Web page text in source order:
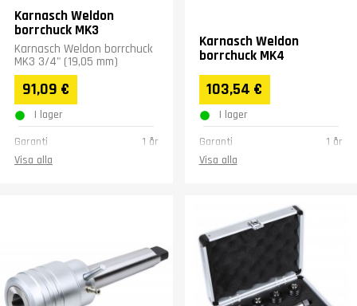
Karnasch Weldon
borrchuck MK3
Karnasch Weldon borrchuck
MK3 3/4" (19,05 mm)
91,09 €
I lager
Garanti
1 år
Visa alla
Karnasch Weldon
borrchuck MK4
103,54 €
I lager
Garanti
1 år
Visa alla